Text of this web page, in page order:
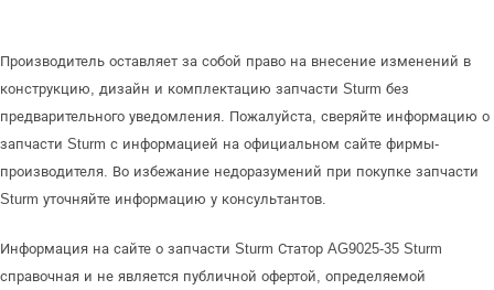
Производитель оставляет за собой право на внесение изменений в
конструкцию, дизайн и комплектацию запчасти Sturm без
предварительного уведомления. Пожалуйста, сверяйте информацию о
запчасти Sturm с информацией на официальном сайте фирмы-
производителя. Во избежание недоразумений при покупке запчасти
Sturm уточняйте информацию у консультантов.
Информация на сайте о запчасти Sturm Статор AG9025-35 Sturm
справочная и не является публичной офертой, определяемой